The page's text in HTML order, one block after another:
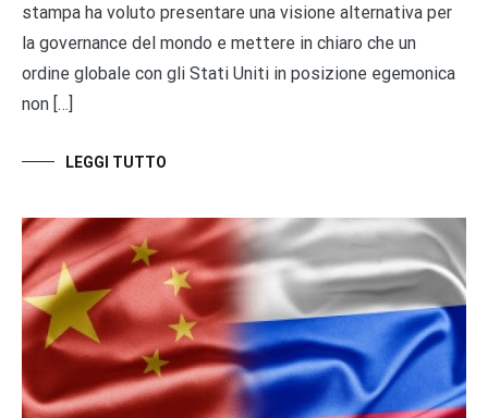
stampa ha voluto presentare una visione alternativa per
la governance del mondo e mettere in chiaro che un
ordine globale con gli Stati Uniti in posizione egemonica
non […]
LEGGI TUTTO